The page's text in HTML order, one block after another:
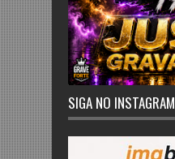
SIGA NO INSTAGRAM